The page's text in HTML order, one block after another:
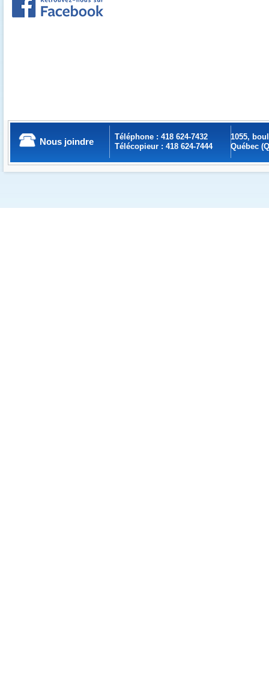
Nous joindre
Téléphone : 418 624-7432
Télécopieur : 418 624-7444
1055,
Québec